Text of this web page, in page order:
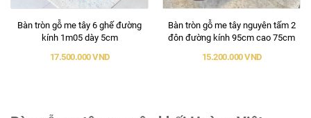
Bàn tròn gỗ me tây 6 ghế đường
kính 1m05 dày 5cm
17.500.000 VND
Bàn tròn gỗ me tây nguyên tấm 2
đôn đường kính 95cm cao 75cm
15.200.000 VND